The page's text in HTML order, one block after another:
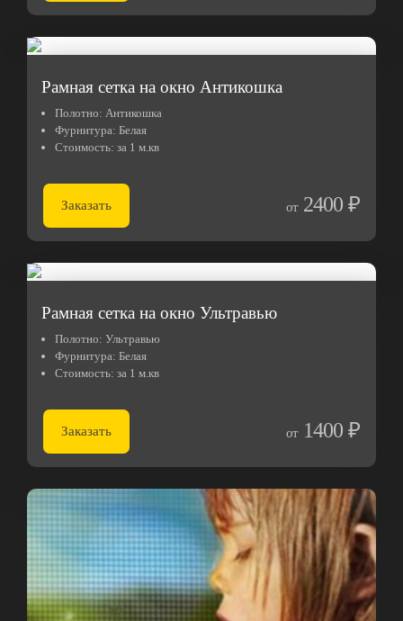
Рамная сетка на окно Антикошка
Полотно: Антикошка
Фурнитура: Белая
Стоимость: за 1 м.кв
Заказать от2400 ₽
Рамная сетка на окно Ультравью
Полотно: Ультравью
Фурнитура: Белая
Стоимость: за 1 м.кв
Заказать от1400 ₽